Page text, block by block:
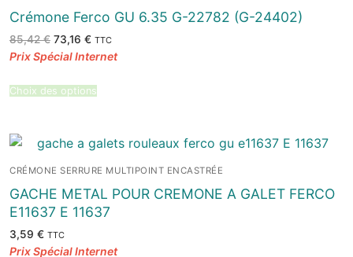
Crémone Ferco GU 6.35 G-22782 (G-24402)
85,42€ Le
prix
initial
73,16 €Le
actuel
TTC
Choix des options
CRÉMONE SERRURE MULTIPOINT ENCASTRÉE
GACHE METAL POUR CREMONE A GALET FERCO
E11637 E 11637
3,59 € TTC